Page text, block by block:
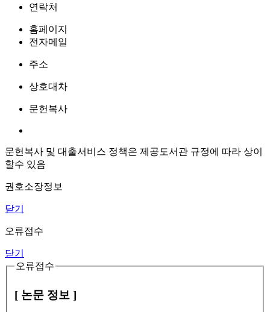
연락처
홈페이지
전자메일
주소
상호대차
문헌복사
문헌복사 및 대출서비스 정책은 제공도서관 규정에 따라 상이
할수 있음
권호소장정보
닫기
오류접수
닫기
오류접수
[ 논문 정보 ]